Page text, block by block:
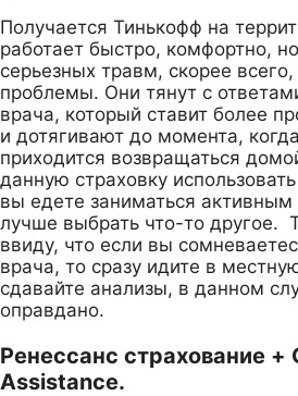
Получается Тинькофф на
работает быстро, комфортно,
серьезных травм, скорее всего,
проблемы. Они тянут с
врача, который ставит более
и дотягивают до момента,
приходится возвращаться
данную страховку
вы едете заниматься
лучше выбрать что-то другое.
ввиду, что если вы
врача, то сразу идите в
сдавайте анализы, в данном
оправдано.
Ренессанс страхование +
Assistance.